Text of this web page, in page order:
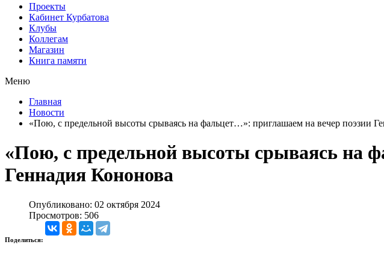
Проекты
Кабинет Курбатова
Клубы
Коллегам
Магазин
Книга памяти
Меню
Главная
Новости
«Пою, с предельной высоты срываясь на фальцет…»: приглашаем на вечер поэзии
«Пою, с предельной высоты срываясь на
Геннадия Кононова
Опубликовано: 02 октября 2024
Просмотров: 506
Поделиться: